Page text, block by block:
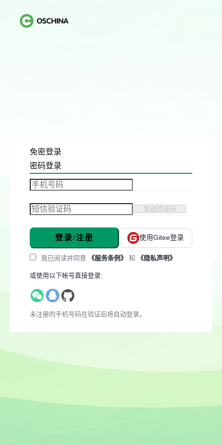
免密登录
密码登录
发送验证码
登录/注册 使用Gitee登录
我已阅读并同意 《服务条例》 和 《隐私声明》
或使用以下帐号直接登录:
未注册的手机号码在验证后将自动登录。